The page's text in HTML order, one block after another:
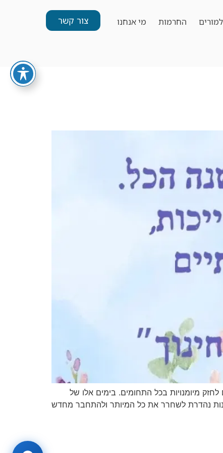
החרמות מי אנחנו צור קשר
מיומנויות בכל התחומים. בימים אלו של
נהדרת לשחרר את כל המיותר ולהתחבר מחדש